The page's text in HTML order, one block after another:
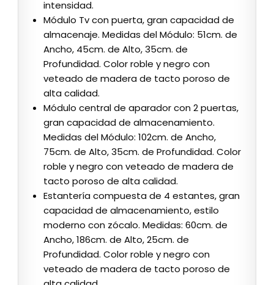
intensidad.
Módulo Tv con puerta, gran capacidad de
almacenaje. Medidas del Módulo: 51cm. de
Ancho, 45cm. de Alto, 35cm. de
Profundidad. Color roble y negro con
veteado de madera de tacto poroso de
alta calidad.
Módulo central de aparador con 2 puertas,
gran capacidad de almacenamiento.
Medidas del Módulo: 102cm. de Ancho,
75cm. de Alto, 35cm. de Profundidad. Color
roble y negro con veteado de madera de
tacto poroso de alta calidad.
Estantería compuesta de 4 estantes, gran
capacidad de almacenamiento, estilo
moderno con zócalo. Medidas: 60cm. de
Ancho, 186cm. de Alto, 25cm. de
Profundidad. Color roble y negro con
veteado de madera de tacto poroso de